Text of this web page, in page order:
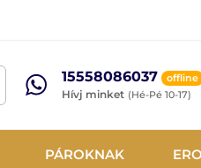
15558086037 offline
Hívj minket (Hé-Pé 10-17)
PÁROKNAK